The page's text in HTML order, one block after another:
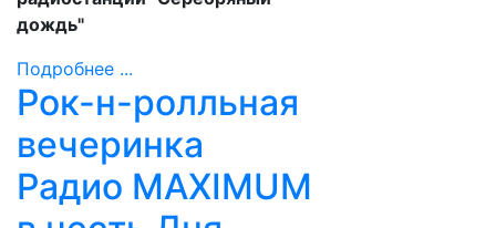
дождь"
Подробнее ...
Рок-н-ролльная
вечеринка
Радио MAXIMUM